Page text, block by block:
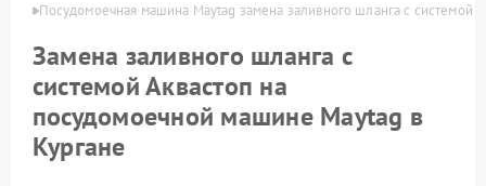
Посудомоечная машина Maytag замена заливного шланга с системой
Замена заливного шланга с
системой Аквастоп на
посудомоечной машине Maytag в
Кургане